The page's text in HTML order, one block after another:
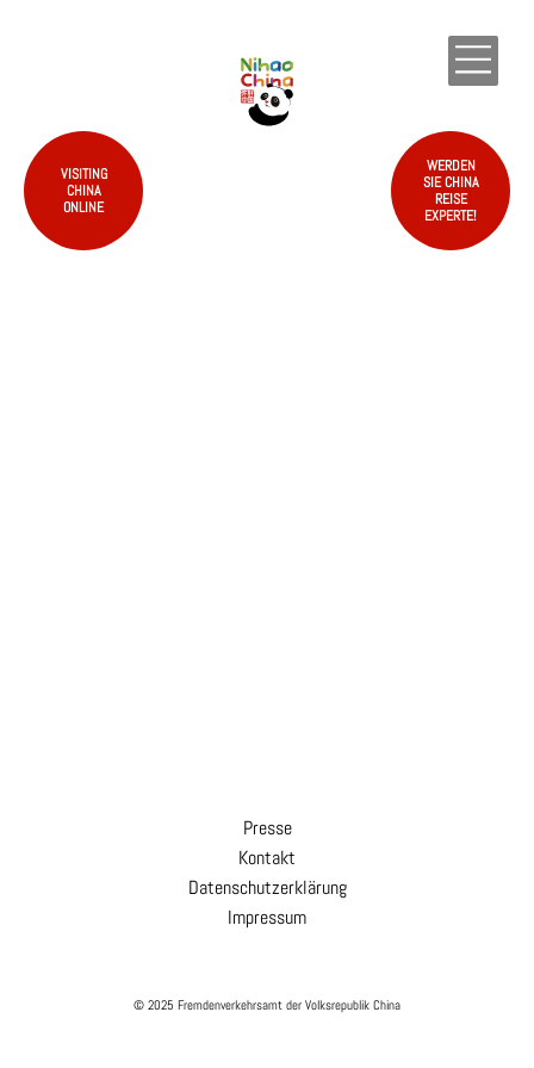
WERDEN
SIE CHINA
REISE
EXPERTE!
VISITING
CHINA
ONLINE
Presse
Kontakt
Datenschutzerklärung
Impressum
© 2025 Fremdenverkehrsamt der Volksrepublik China